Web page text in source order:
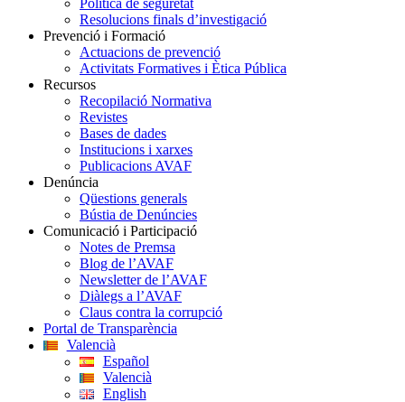
Política de seguretat
Resolucions finals d’investigació
Prevenció i Formació
Actuacions de prevenció
Activitats Formatives i Ètica Pública
Recursos
Recopilació Normativa
Revistes
Bases de dades
Institucions i xarxes
Publicacions AVAF
Denúncia
Qüestions generals
Bústia de Denúncies
Comunicació i Participació
Notes de Premsa
Blog de l’AVAF
Newsletter de l’AVAF
Diàlegs a l’AVAF
Claus contra la corrupció
Portal de Transparència
Valencià
Español
Valencià
English